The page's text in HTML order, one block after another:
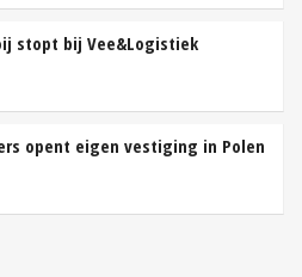
stopt bij Vee&Logistiek
opent eigen vestiging in Polen